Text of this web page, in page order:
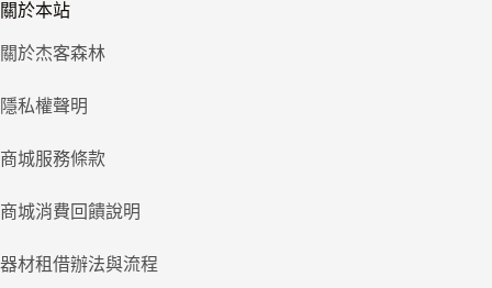
關於本站
關於杰客森林
隱私權聲明
商城服務條款
商城消費回饋說明
器材租借辦法與流程